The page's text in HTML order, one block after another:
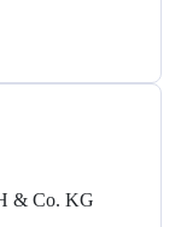
& Co. KG